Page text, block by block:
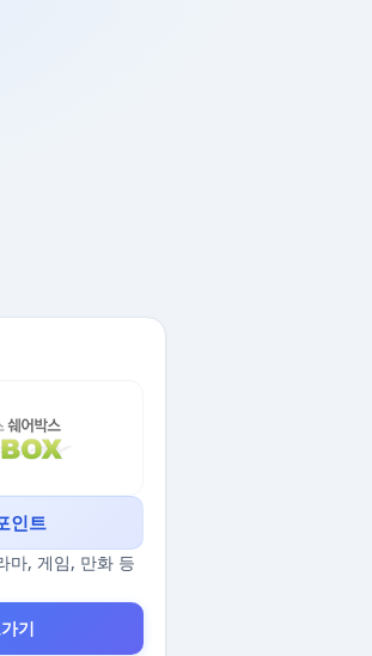
인트
마, 게임, 만화 등
기